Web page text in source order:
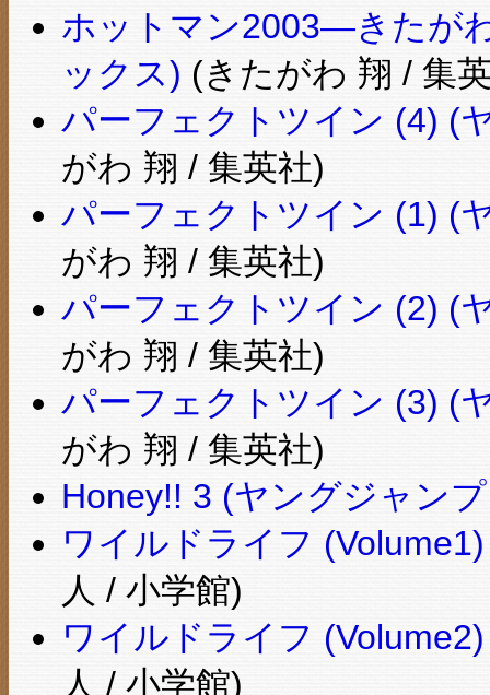
ホットマン2003―きたが
ックス) (きたがわ 翔 / 集
パーフェクトツイン (4) (
がわ 翔 / 集英社)
パーフェクトツイン (1) (
がわ 翔 / 集英社)
パーフェクトツイン (2) (
がわ 翔 / 集英社)
パーフェクトツイン (3) (
がわ 翔 / 集英社)
Honey!! 3 (ヤングジャン
ワイルドライフ
人 / 小学館)
ワイルドライフ
人 / 小学館)